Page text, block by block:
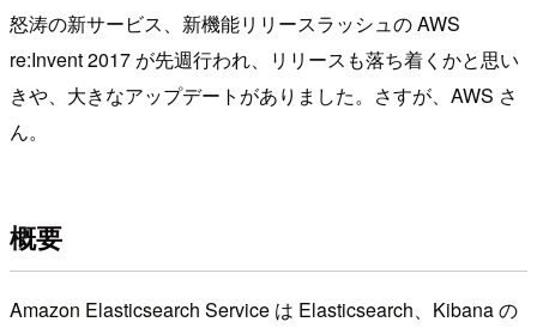
怒涛の新サービス、新機能リリースラッシュの AWS
re:Invent 2017 が先週行われ、リリースも落ち着くかと思い
きや、大きなアップデートがありました。さすが、AWS さ
ん。
概要
Amazon Elasticsearch Service は Elasticsearch、Kibana の